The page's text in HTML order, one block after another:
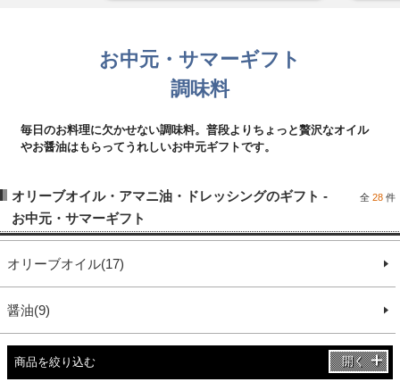
お中元・サマーギフト
調味料
毎日のお料理に欠かせない調味料。普段よりちょっと贅沢なオイル
やお醤油はもらってうれしいお中元ギフトです。
オリーブオイル・アマニ油・ドレッシングのギフト -
お中元・サマーギフト
全 28 件
オリーブオイル(17)
醤油(9)
商品を絞り込む 開く